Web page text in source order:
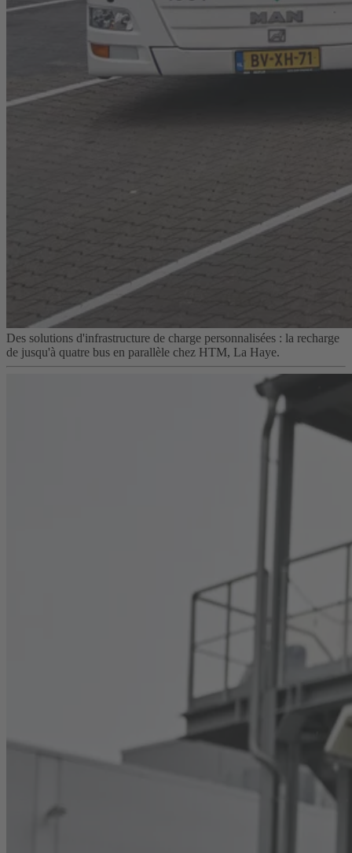
Des solutions d'infrastructure de charge personnalisées : la recharge
de jusqu'à quatre bus en parallèle chez HTM, La Haye.